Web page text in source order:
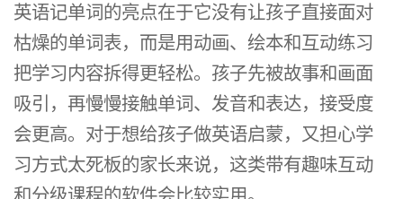
英语记单词的亮点在于它没有让孩子直接面对
枯燥的单词表，而是用动画、绘本和互动练习
把学习内容拆得更轻松。孩子先被故事和画面
吸引，再慢慢接触单词、发音和表达，接受度
会更高。对于想给孩子做英语启蒙，又担心学
习方式太死板的家长来说，这类带有趣味互动